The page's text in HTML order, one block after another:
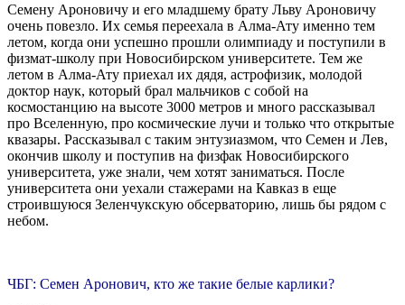
Семену Ароновичу и его младшему брату Льву Ароновичу
очень повезло. Их семья переехала в Алма-Ату именно тем
летом, когда они успешно прошли олимпиаду и поступили в
физмат-школу при Новосибирском университете. Тем же
летом в Алма-Ату приехал их дядя, астрофизик, молодой
доктор наук, который брал мальчиков с собой на
космостанцию на высоте 3000 метров и много рассказывал
про Вселенную, про космические лучи и только что открытые
квазары. Рассказывал с таким энтузиазмом, что Семен и Лев,
окончив школу и поступив на физфак Новосибирского
университета, уже знали, чем хотят заниматься. После
университета они уехали стажерами на Кавказ в еще
строившуюся Зеленчукскую обсерваторию, лишь бы рядом с
небом.
ЧБГ: Семен Аронович, кто же такие белые карлики?